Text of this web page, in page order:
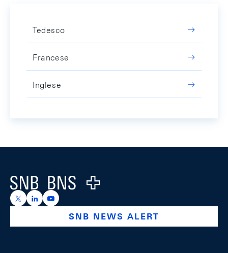
Tedesco
Francese
Inglese
Logo
https://x.com/snb_bns
https://ch.linkedin.com/company/swiss-national-
https://www.youtube.com/@swissnationalbank
SNB NEWS ALERT